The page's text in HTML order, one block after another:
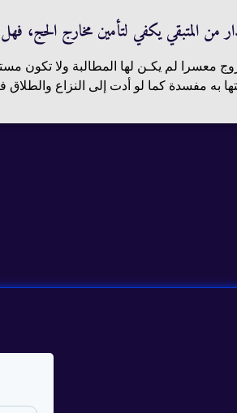
من المتبقي يكفي لتأمين مخارج الحج،
معسرا لم يكـن لها المطالبة ولا تكون
به مفسدة كما لو أدت إلى النزاع والطلاق